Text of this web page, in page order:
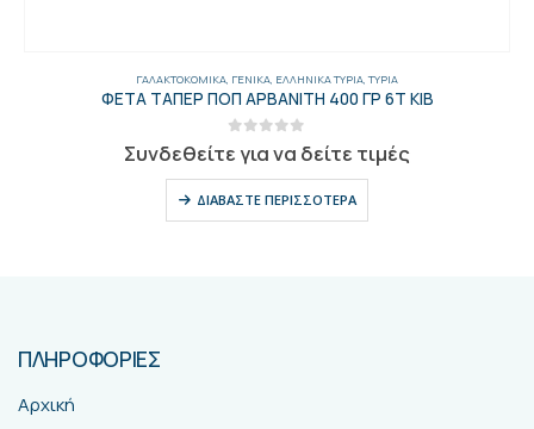
ΓΑΛΑΚΤΟΚΟΜΙΚΆ, ΓΕΝΙΚΑ, ΕΛΛΗΝΙΚΆ ΤΥΡΙΆ,ΤΥΡΙΆ
ΤΕΛΕΜΕΣ ΑΓΕΛΑΔΙΝΟ ΤΥΡΙ ΑΡΒ. ΔΟΧΕΙΟ
out of 5
Συνδεθείτε για να δείτε τιμές
ΔΙΑΒΆΣΤΕ ΠΕΡΙΣΣΌΤΕΡΑ
ΠΛΗΡΟΦΟΡΙΕΣ
Αρχική